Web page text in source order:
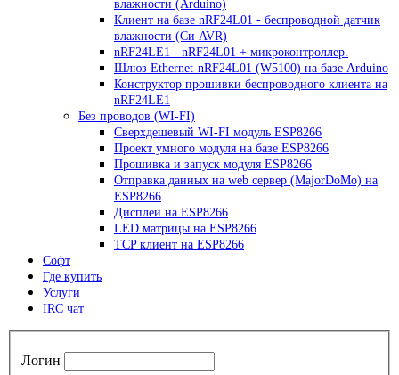
влажности (Arduino)
Клиент на базе nRF24L01 - беспроводной датчик
влажности (Си AVR)
nRF24LE1 - nRF24L01 + микроконтроллер.
Шлюз Ethernet-nRF24L01 (W5100) на базе Arduino
Конструктор прошивки беспроводного клиента на
nRF24LE1
Без проводов (WI-FI)
Сверхдешевый WI-FI модуль ESP8266
Проект умного модуля на базе ESP8266
Прошивка и запуск модуля ESP8266
Отправка данных на web сервер (MajorDoMo) на
ESP8266
Дисплеи на ESP8266
LED матрицы на ESP8266
TCP клиент на ESP8266
Софт
Где купить
Услуги
IRC чат
Логин